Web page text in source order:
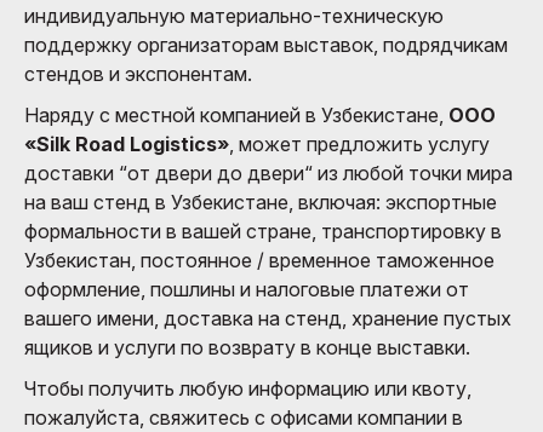
индивидуальную материально-техническую
поддержку организаторам выставок, подрядчикам
стендов и экспонентам.
Наряду с местной компанией в Узбекистане, ООО
«Silk Road Logistics» , может предложить услугу
доставки “от двери до двери“ из любой точки мира
на ваш стенд в Узбекистане, включая: экспортные
формальности в вашей стране, транспортировку в
Узбекистан, постоянное / временное таможенное
оформление, пошлины и налоговые платежи от
вашего имени, доставка на стенд, хранение пустых
ящиков и услуги по возврату в конце выставки.
Чтобы получить любую информацию или квоту,
пожалуйста, свяжитесь с офисами компании в